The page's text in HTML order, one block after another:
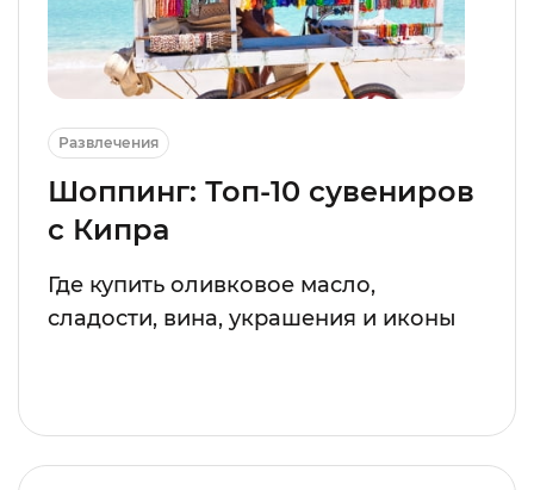
Развлечения
Шоппинг: Топ-10 сувениров
с Кипра
Где купить оливковое масло,
сладости, вина, украшения и иконы